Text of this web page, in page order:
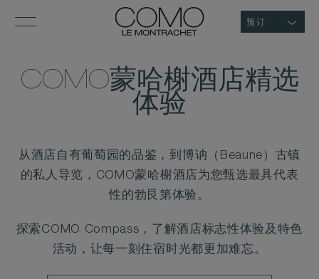
预订
COMO蒙哈榭酒店精选
体验
从酒店自有葡萄园的品鉴，到博讷（Beaune）古镇
的私人导览，COMO蒙哈榭酒店为您甄选最具代表
性的勃艮第体验。
探索COMO Compass，了解酒店标志性体验及特色
活动，让每一刻住宿时光都更加难忘。